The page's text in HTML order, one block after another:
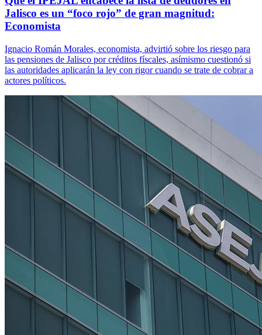
Jalisco es un “foco rojo” de gran magnitud:
Economista
Ignacio Román Morales, economista, advirtió sobre los riesgo para
las pensiones de Jalisco por créditos físcales, asímismo cuestionó si
las autoridades aplicarán la ley con rigor cuando se trate de cobrar a
actores políticos.